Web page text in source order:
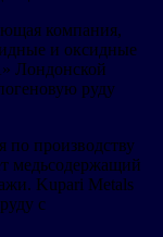
компания,
и оксидные
Лондонской
руду
по производству
медьсодержащий
Kupari Metals
с